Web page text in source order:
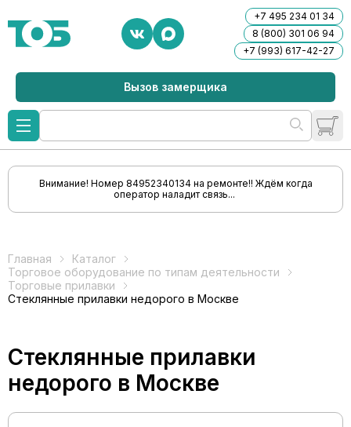
+7 495 234 01 34
8 (800) 301 06 94
+7 (993) 617-42-27
Вызов замерщика
Внимание! Номер 84952340134 на ремонте!! Ждём когда
оператор наладит связь...
Главная
Каталог
Торговое оборудование по типам деятельности
Торговые прилавки
Стеклянные прилавки недорого в Москве
Стеклянные прилавки
недорого в Москве